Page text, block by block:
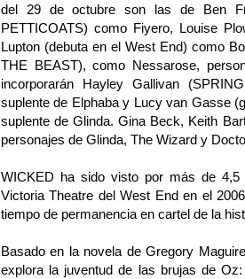
del 29 de octubre son las de Ben
PETTICOATS) como Fiyero, Louise
Lupton (debuta en el West End) como
THE BEAST), como Nessarose,
incorporarán Hayley Gallivan
suplente de Elphaba y Lucy van Gasse
suplente de Glinda. Gina Beck, Keith
personajes de Glinda, The Wizard y
WICKED ha sido visto por más de
Victoria Theatre del West End en el
tiempo de permanencia en cartel de la
Basado en la novela de Gregory
explora la juventud de las brujas de